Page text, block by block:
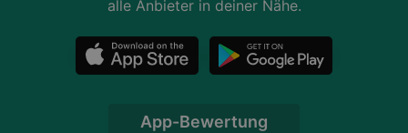
alle Anbieter in deiner Nähe.
App-Bewertung